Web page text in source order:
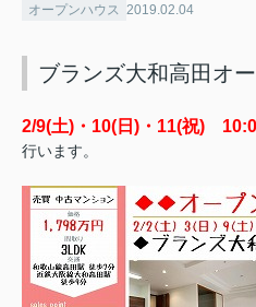
オープンハウス 2019.02.04
ブランズ大和高田オ
2/9(土)・10(日)・11(祝)
行います。